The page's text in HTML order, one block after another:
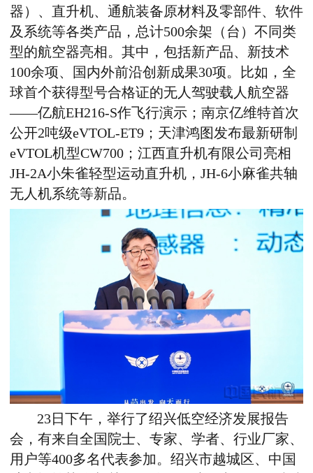
器）、直升机、通航装备原材料及零部件、软件
及系统等各类产品，总计500余架（台）不同类
型的航空器亮相。其中，包括新产品、新技术
100余项、国内外前沿创新成果30项。比如，全
球首个获得型号合格证的无人驾驶载人航空器
——亿航EH216-S作飞行演示；南京亿维特首次
公开2吨级eVTOL-ET9；天津鸿图发布最新研制
eVTOL机型CW700；江西直升机有限公司亮相
JH-2A小朱雀轻型运动直升机，JH-6小麻雀共轴
无人机系统等新品。
23日下午，举行了绍兴低空经济发展报告
会，有来自全国院士、专家、学者、行业厂家、
用户等400多名代表参加。绍兴市越城区、中国